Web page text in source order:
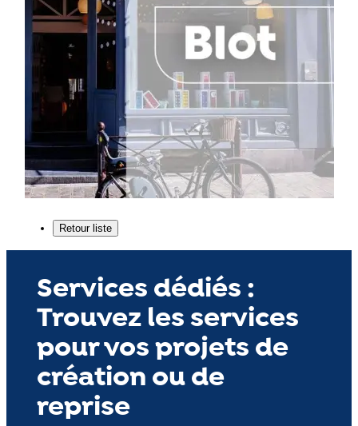
Services dédiés :
Trouvez les services
pour vos projets de
création ou de
reprise